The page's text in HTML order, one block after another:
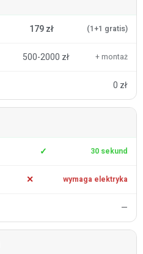
179 zł (1+1 gratis)
500-2000 zł + montaż
0 zł
✓ 30 sekund
✕ wymaga elektryka
—